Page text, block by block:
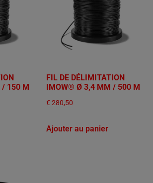
150 M
FIL DE DÉLIMITATION
IMOW® Ø 3,4 MM / 500 M
€ 280,50
Ajouter au panier